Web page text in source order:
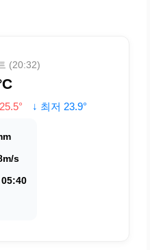
(20:32)
↓ 최저 23.9°
s
05:40